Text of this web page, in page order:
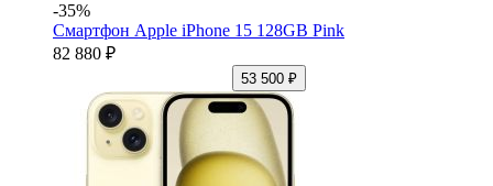
-35%
Смартфон Apple iPhone 15 128GB Pink
82 880 ₽
53 500 ₽